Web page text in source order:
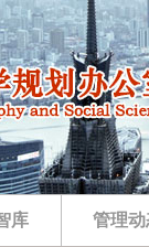
库 管理